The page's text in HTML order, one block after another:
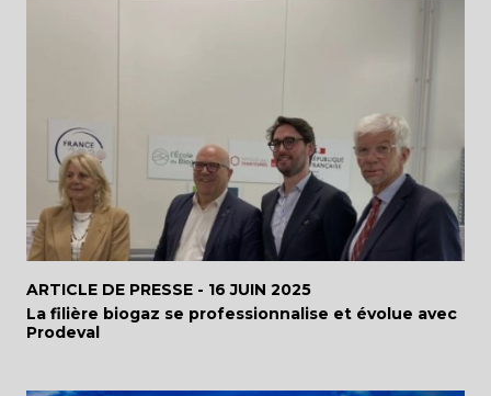
ARTICLE DE PRESSE - 16 JUIN 2025
La filière biogaz se professionnalise et évolue avec
Prodeval